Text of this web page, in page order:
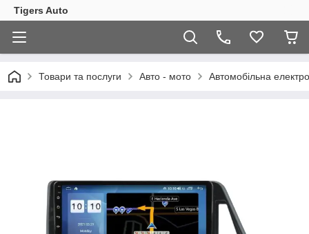
Tigers Auto
Товари та послуги Авто - мото Автомобільна